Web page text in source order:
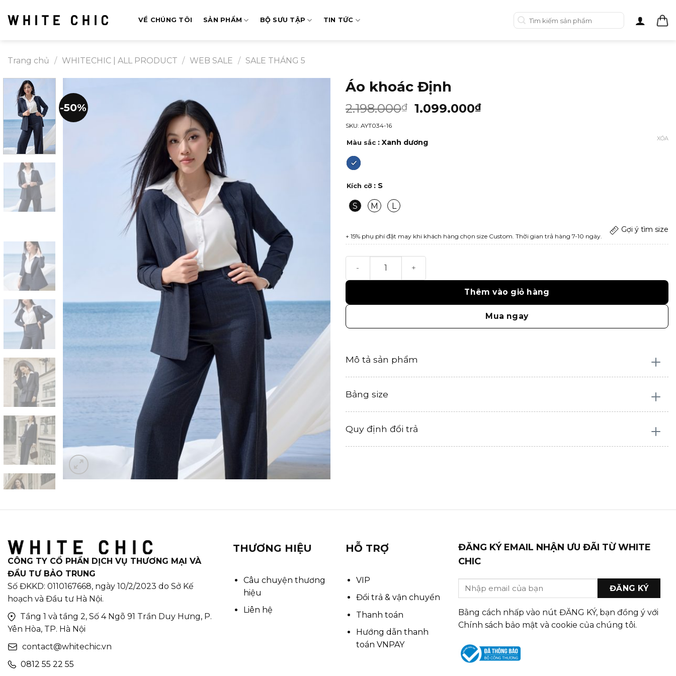
qua
VỀ CHÚNG TÔI SẢN PHẨM BỘ SƯU TẬP TIN TỨC
Tìm
kiếm:
Trang chủ / WHITECHIC | ALL PRODUCT / WEB SALE / SALE THÁNG 5
-50%
Áo khoác Định
2.198.000₫ 1.099.000₫
SKU: AYT034-16
Màu sắc : Xanh dương
Kích cỡ : S
S M L
XÓA
+ 15% phụ phí đặt may khi khách hàng chọn size Custom. Thời gian trả hàng 7-10 ngày.
Gợi ý tìm size
Thêm vào giỏ hàng
Mua ngay
Mô tả sản phẩm
Bảng size
Quy định đổi trả
CÔNG TY CỔ PHẦN DỊCH VỤ THƯƠNG MẠI VÀ
ĐẦU TƯ BẢO TRUNG
Số ĐKKD: 0110167668, ngày 10/2/2023 do Sở Kế
hoạch và Đầu tư Hà Nội.
Tầng 1 và tầng 2, Số 4 Ngõ 91 Trần Duy Hưng, P.
Yên Hòa, TP. Hà Nội
contact@whitechic.vn
0812 55 22 55
THƯƠNG HIỆU
Câu chuyện thương
hiệu
Liên hệ
HỖ TRỢ
VIP
Đổi trả & vận chuyển
Thanh toán
Hướng dẫn thanh
toán VNPAY
ĐĂNG KÝ EMAIL NHẬN ƯU ĐÃI TỪ WHITE
CHIC
Bằng cách nhấp vào nút ĐĂNG KÝ, bạn đồng ý với
Chính sách bảo mật và cookie của chúng tôi.